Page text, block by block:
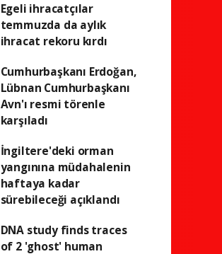
Egeli ihracatçılar
temmuzda da aylık
ihracat rekoru kırdı
Cumhurbaşkanı Erdoğan,
Lübnan Cumhurbaşkanı
Avn'ı resmi törenle
karşıladı
İngiltere'deki orman
yangınına müdahalenin
haftaya kadar
sürebileceği açıklandı
DNA study finds traces
of 2 'ghost' human